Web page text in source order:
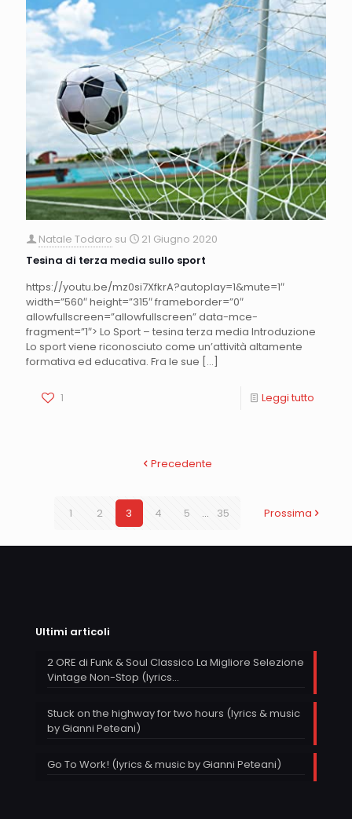
Natale Todaro su
21 Giugno 2020
Tesina di terza media sullo sport
https://youtu.be/mz0si7XfkrA?autoplay=1&mute=1″
width=”560″ height=”315″ frameborder=”0″
allowfullscreen=”allowfullscreen” data-mce-
fragment=”1″> Lo Sport – tesina terza media Introduzione
Lo sport viene riconosciuto come un’attività altamente
formativa ed educativa. Fra le sue […]
1 Leggi tutto
Precedente
1 2 3 4 5 ... 35 Prossima
Ultimi articoli
2 ORE di Funk & Soul Classico La Migliore Selezione
Vintage Non-Stop (lyrics…
Stuck on the highway for two hours (lyrics & music
by Gianni Peteani)
Go To Work! (lyrics & music by Gianni Peteani)